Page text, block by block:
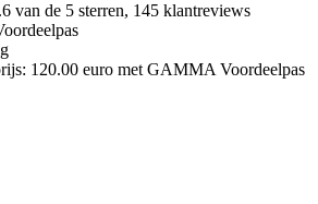
van de 5 sterren, 145 klantreviews
120.00 euro met GAMMA Voordeelpas